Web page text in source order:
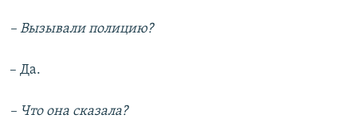
– Вызывали полицию?
– Да.
– Что она сказала?